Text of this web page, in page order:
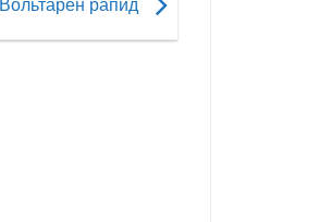
Вольтарен рапид